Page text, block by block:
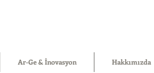
Ar-Ge & İnovasyon Hakkımızda